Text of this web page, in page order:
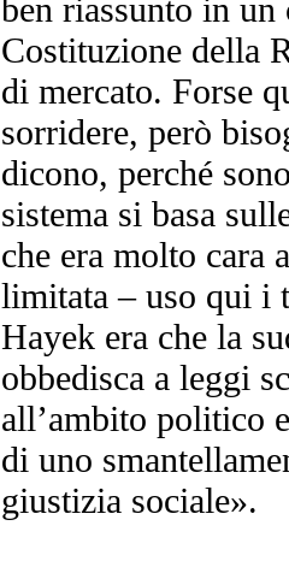
ben riassunto in un
Costituzione della
di mercato. Forse
sorridere, però
dicono, perché
sistema si basa
che era molto cara
limitata – uso qui
Hayek era che la
obbedisca a leggi
all’ambito politico
di uno
giustizia sociale».